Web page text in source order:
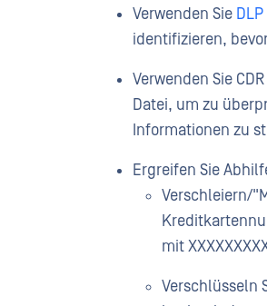
Verwenden Sie
identifizieren,
Verwenden Sie
Datei, um zu
Informationen zu
Ergreifen Sie
Verschleiern/
mit
Verschlüsseln